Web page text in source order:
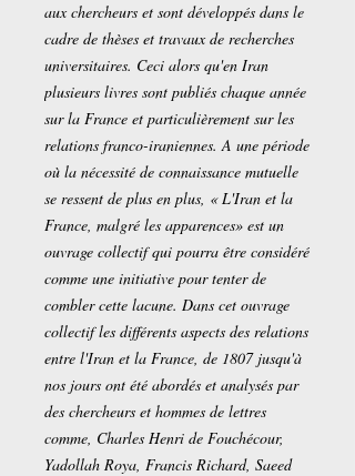
aux chercheurs et sont développés dans le
cadre de thèses et travaux de recherches
universitaires. Ceci alors qu'en Iran
plusieurs livres sont publiés chaque année
sur la France et particulièrement sur les
relations franco-iraniennes. A une période
où la nécessité de connaissance mutuelle
se ressent de plus en plus, « L'Iran et la
France, malgré les apparences» est un
ouvrage collectif qui pourra être considéré
comme une initiative pour tenter de
combler cette lacune. Dans cet ouvrage
collectif les différents aspects des relations
entre l'Iran et la France, de 1807 jusqu'à
nos jours ont été abordés et analysés par
des chercheurs et hommes de lettres
comme, Charles Henri de Fouchécour,
Yadollah Roya, Francis Richard, Saeed